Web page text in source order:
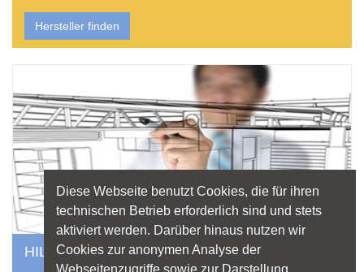
Hersteller finden
HILFE VOM PROFI
Diese Webseite benutzt Cookies, die für ihren
technischen Betrieb erforderlich sind und stets
aktiviert werden. Darüber hinaus nutzen wir
Cookies zur anonymen Analyse der